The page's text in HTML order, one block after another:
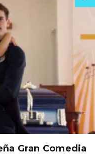
Gran Comedia